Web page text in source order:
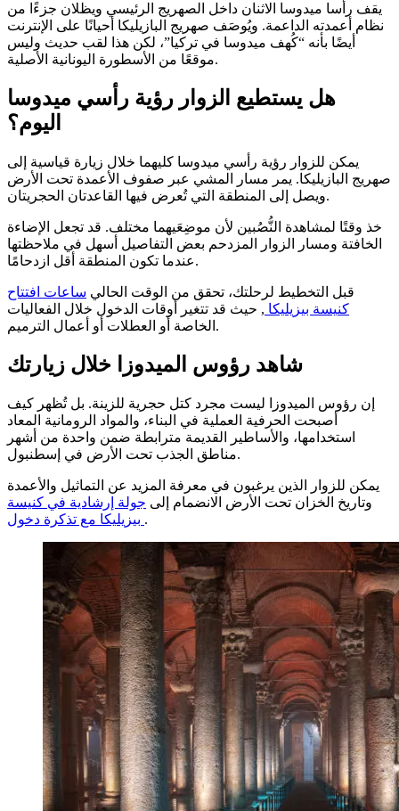
يقف رأسا ميدوسا الاثنان داخل الصهريج الرئيسي ويظلان جزءًا من
نظام أعمدته الداعمة. ويُوصَف صهريج البازيليكا أحيانًا على الإنترنت
أيضًا بأنه “كُهف ميدوسا في تركيا”، لكن هذا لقب حديث وليس
موقعًا من الأسطورة اليونانية الأصلية.
هل يستطيع الزوار رؤية رأسي ميدوسا
اليوم؟
يمكن للزوار رؤية رأسي ميدوسا كليهما خلال زيارة قياسية إلى
صهريج البازيليكا. يمر مسار المشي عبر صفوف الأعمدة تحت الأرض
ويصل إلى المنطقة التي تُعرض فيها القاعدتان الحجريتان.
خذ وقتًا لمشاهدة النُّصُبين لأن موضِعَيهما مختلف. قد تجعل الإضاءة
الخافتة ومسار الزوار المزدحم بعض التفاصيل أسهل في ملاحظتها
عندما تكون المنطقة أقل ازدحامًا.
قبل التخطيط لرحلتك، تحقق من الوقت الحالي ساعات افتتاح
كنيسة بيزيليكا , حيث قد تتغير أوقات الدخول خلال الفعاليات
الخاصة أو العطلات أو أعمال الترميم.
شاهد رؤوس الميدوزا خلال زيارتك
إن رؤوس الميدوزا ليست مجرد كتل حجرية للزينة. بل تُظهر كيف
أصبحت الحرفية العملية في البناء، والمواد الرومانية المعاد
استخدامها، والأساطير القديمة مترابطة ضمن واحدة من أشهر
مناطق الجذب تحت الأرض في إسطنبول.
يمكن للزوار الذين يرغبون في معرفة المزيد عن التماثيل والأعمدة
وتاريخ الخزان تحت الأرض الانضمام إلى جولة إرشادية في كنيسة
.